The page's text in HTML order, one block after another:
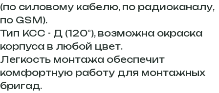
(по силовому кабелю, по радиоканалу,
по GSM).
Тип КСС - Д (120°), возможна окраска
корпуса в любой цвет.
Легкость монтажа обеспечит
комфортную работу для монтажных
бригад.